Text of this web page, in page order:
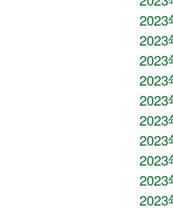
2023
2023
2023
2023
2023
2023
2023
2023
2023
2023